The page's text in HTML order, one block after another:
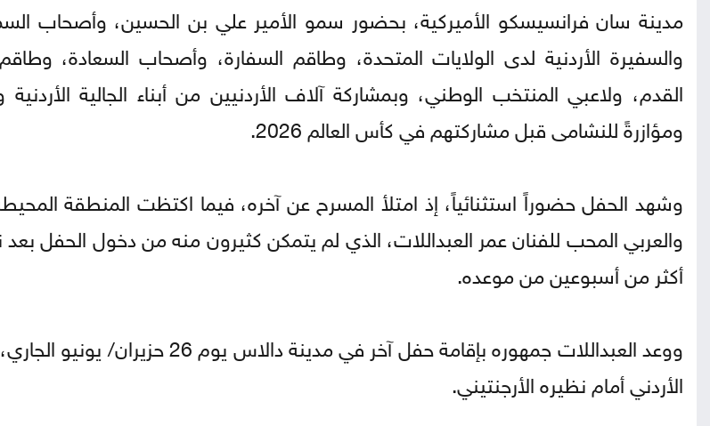
مدينة سان فرانسيسكو الأميركية، بحضور سمو الأمير علي بن الحسين، وأصحاب
والسفيرة الأردنية لدى الولايات المتحدة، وطاقم السفارة، وأصحاب السعادة، وطاقم
القدم، ولاعبي المنتخب الوطني، وبمشاركة آلاف الأردنيين من أبناء الجالية الأردنية
ومؤازرةً للنشامى قبل مشاركتهم في كأس العالم 2026.
وشهد الحفل حضوراً استثنائياً، إذ امتلأ المسرح عن آخره، فيما اكتظت المنطقة
والعربي المحب للفنان عمر العبداللات، الذي لم يتمكن كثيرون منه من دخول الحفل بعد
أكثر من أسبوعين من موعده.
ووعد العبداللات جمهوره بإقامة حفل آخر في مدينة
الأردني أمام نظيره الأرجنتيني.